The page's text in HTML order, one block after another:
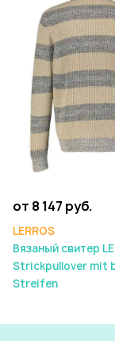
от 8 147 руб.
LERROS
Вязаный свитер
Strickpullover mit
Streifen